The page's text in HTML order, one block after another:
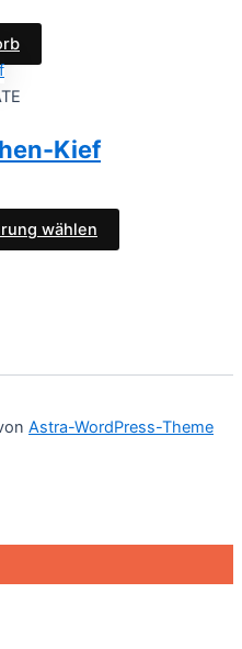
Kief
wählen
Astra-WordPress-Theme